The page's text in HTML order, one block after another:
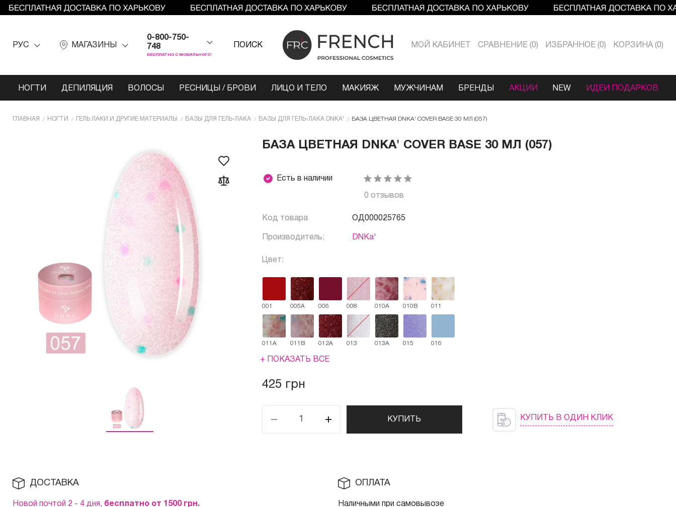
РУС МАГАЗИНЫ
0-800-750-
748
БЕСПЛАТНО С МОБИЛЬНОГО!
ПОИСК МОЙ КАБИНЕТ СРАВНЕНИЕ 0 ИЗБРАННОЕ 0 КОРЗИНА 0
НОГТИ ДЕПИЛЯЦИЯ ВОЛОСЫ РЕСНИЦЫ / БРОВИ ЛИЦО И ТЕЛО МАКИЯЖ МУЖЧИНАМ БРЕНДЫ АКЦИИ NEW ИДЕИ ПОДАРКОВ
ГЛАВНАЯ НОГТИ ГЕЛЬ ЛАКИ И ДРУГИЕ МАТЕРИАЛЫ БАЗЫ ДЛЯ ГЕЛЬ-ЛАКА БАЗЫ ДЛЯ ГЕЛЬ-ЛАКА DNKA' БАЗА ЦВЕТНАЯ DNKA' COVER BASE 30 МЛ (057)
БАЗА ЦВЕТНАЯ DNKA' COVER BASE 30 МЛ (057)
Есть в наличии
0 отзывов
Код товара ОД000025765
Производитель: DNKa'
Цвет:
001 005A 006 008 010A 010B 011
011A 011B 012A 013 013A 015 016
+ ПОКАЗАТЬ ВСЕ
425 грн
КУПИТЬ КУПИТЬ В ОДИН КЛИК
ДОСТАВКА
Новой почтой 2 - 4 дня, бесплатно от 1500 грн.
ОПЛАТА
Наличными при самовывозе